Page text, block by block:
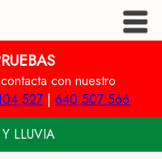
con nuestro
527 | 640 507 566
LLUVIA